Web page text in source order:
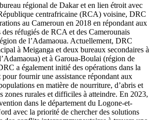
régional de Dakar et en lien étroit avec
centrafricaine (RCA) voisine, DRC
au Cameroun en 2018 en répondant aux
réfugiés de RCA et des Camerounais
de l’Adamaoua. Actuellement, DRC
à Meiganga et deux bureaux secondaires à
et à Garoua-Boulai (région de
a également initié des opérations dans la
fournir une assistance répondant aux
en matière de nourriture, d’abris et
zones rurales et difficiles à atteindre. En 2023,
dans le département du Logone-et-
avec la priorité de chercher des solutions